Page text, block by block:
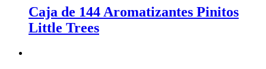
Caja de 144 Aromatizantes Pinitos
Little Trees